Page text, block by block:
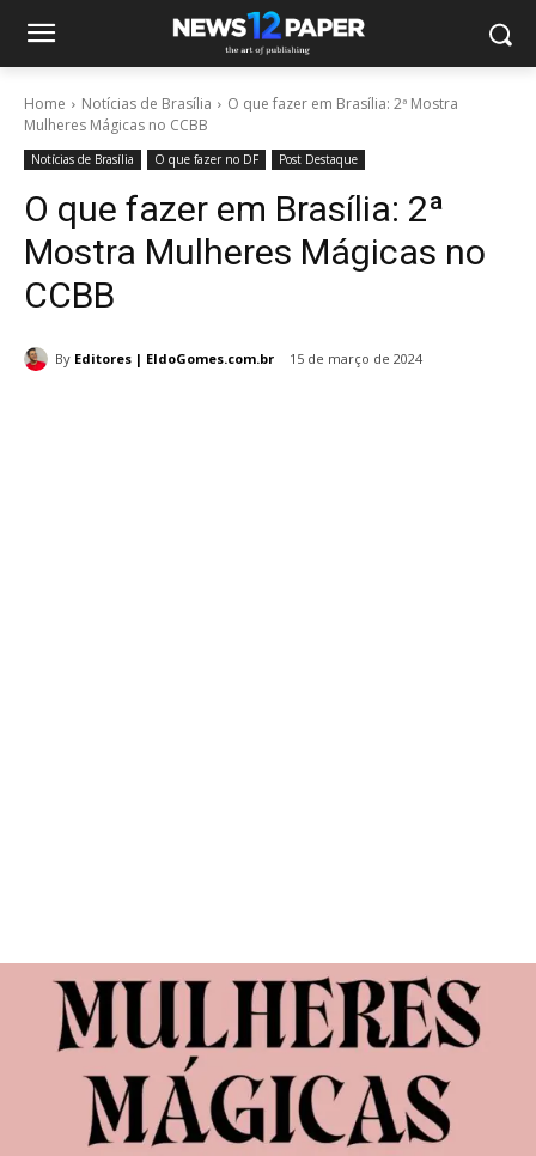
Home Notícias de Brasília
O que fazer em Brasília: 2ª Mostra
Mulheres Mágicas no CCBB
Notícias de Brasília O que fazer no DF Post Destaque
O que fazer em Brasília: 2ª
Mostra Mulheres Mágicas no
CCBB
By Editores | EldoGomes.com.br 15 de março de 2024